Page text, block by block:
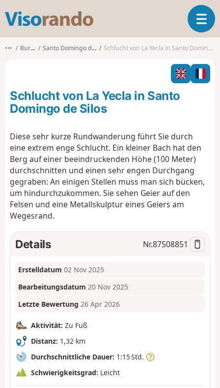
s
o
T
o
g
l
n
n
••• Burgos Santo Domingo de Silos Schlucht von La Yecla in Santo Domingo de Silos
Schlucht von La Yecla in Santo
Domingo de Silos
Diese sehr kurze Rundwanderung führt Sie durch
eine extrem enge Schlucht. Ein kleiner Bach hat den
Berg auf einer beeindruckenden Höhe (100 Meter)
durchschnitten und einen sehr engen Durchgang
gegraben: An einigen Stellen muss man sich bücken,
um hindurchzukommen. Sie sehen Geier auf den
Felsen und eine Metallskulptur eines Geiers am
Wegesrand.
Details Nr.87508851
Erstelldatum 02 Nov 2025
Bearbeitungsdatum 20 Nov 2025
Letzte Bewertung 26 Apr 2026
Aktivität: Zu Fuß
Distanz: 1,32 km
Durchschnittliche Dauer: 1:15 Std.
Schwierigkeitsgrad: Leicht